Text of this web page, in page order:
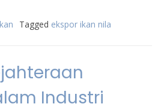
Tagged ekspor ikan nila
Industri